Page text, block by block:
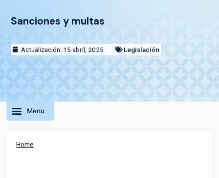
Sanciones y multas
Actualización: 15 abril, 2025 Legislación
Home